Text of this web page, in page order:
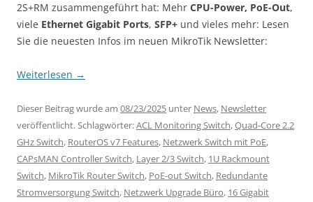
2S+RM zusammengeführt hat: Mehr CPU-Power, PoE-Out,
viele Ethernet Gigabit Ports, SFP+ und vieles mehr: Lesen
Sie die neuesten Infos im neuen MikroTik Newsletter:
Weiterlesen →
Dieser Beitrag wurde am 08/23/2025 unter News, Newsletter
veröffentlicht. Schlagwörter:ACL Monitoring Switch,Quad-Core 2.2
GHz Switch, RouterOS v7 Features, Netzwerk Switch mit PoE,
CAPsMAN Controller Switch, Layer 2/3 Switch, 1U Rackmount
Switch, MikroTik Router Switch, PoE-out Switch, Redundante
Stromversorgung Switch, Netzwerk Upgrade Büro, 16 Gigabit